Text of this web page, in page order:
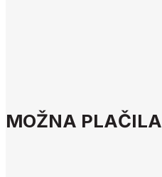
MOŽNA PLAČILA